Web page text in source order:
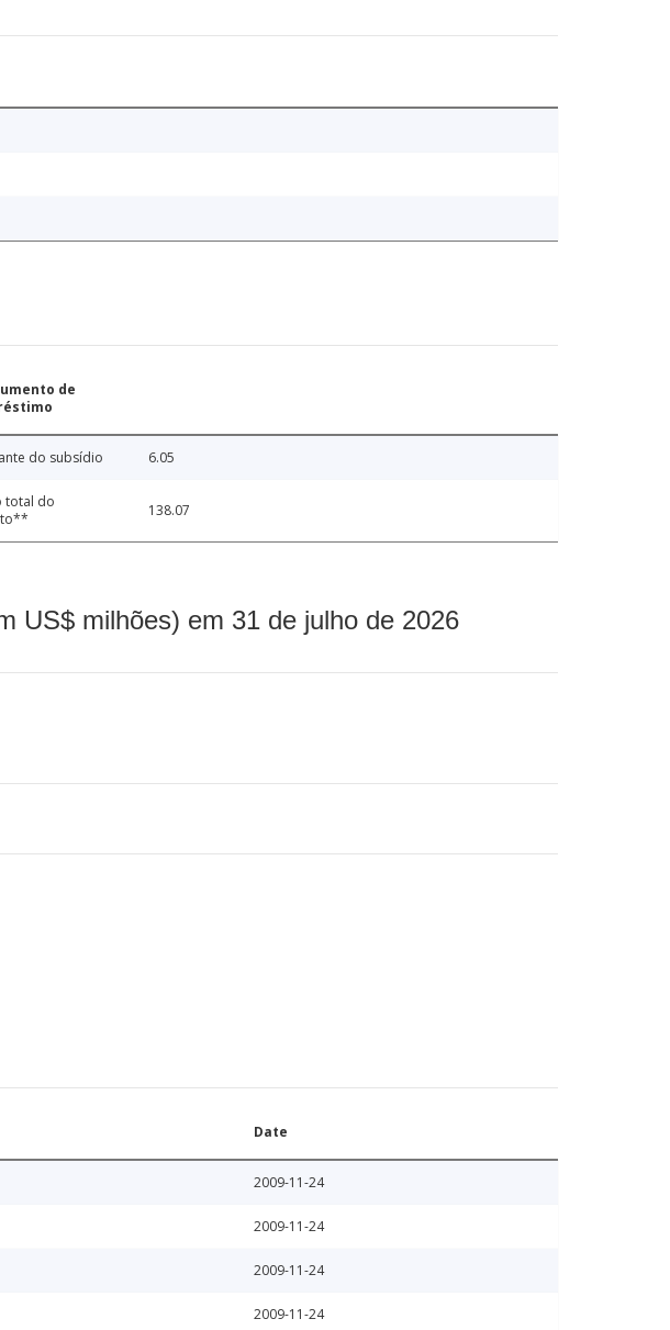
de
do subsídio 6.05
total do
138.07
US$ milhões) em 31 de julho de 2026
Date
2009-11-24
2009-11-24
2009-11-24
2009-11-24